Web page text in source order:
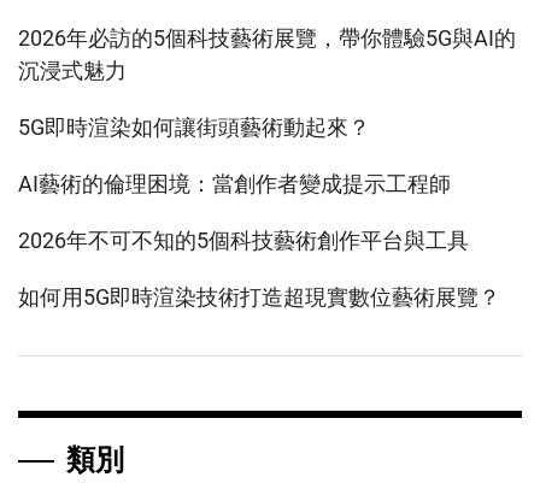
2026年必訪的5個科技藝術展覽，帶你體驗5G與AI的
沉浸式魅力
5G即時渲染如何讓街頭藝術動起來？
AI藝術的倫理困境：當創作者變成提示工程師
2026年不可不知的5個科技藝術創作平台與工具
如何用5G即時渲染技術打造超現實數位藝術展覽？
類別